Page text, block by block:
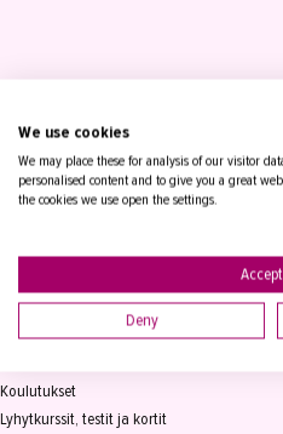
Tampereen Aikuiskoulutuskeskus
PL 15, 33821 Tampere
Vaihde03 2361 111
Koulutukset
Lyhytkurssit, testit ja kortit
We use cookies
We may place these for analysis of our visitor
personalised content and to give you a great
the cookies we use open the settings.
Deny